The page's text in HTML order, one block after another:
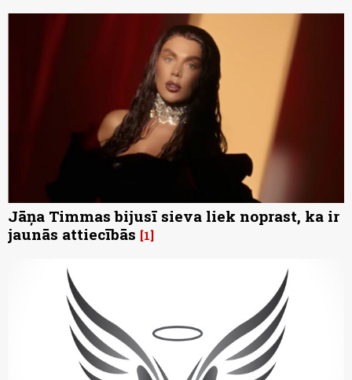
Jāņa Timmas bijusī sieva liek noprast, ka ir
jaunās attiecībās 1